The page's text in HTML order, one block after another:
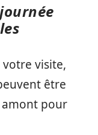
visite,
être
amont pour